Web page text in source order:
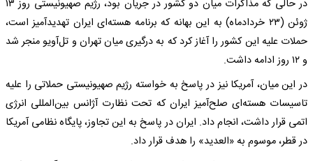
در حالی‌ که مذاکرات میان دو کشور در جریان بود، رژیم صهیونیستی روز ۱۳
ژوئن (۲۳ خردادماه) به این بهانه که برنامه هسته‌ای ایران تهدیدآمیز است،
حملات علیه این کشور را آغاز کرد که به درگیری میان تهران و تل‌آویو منجر شد
و ۱۲ روز ادامه داشت.
در این میان، آمریکا نیز در پاسخ به خواسته رژیم صهیونیستی حملاتی را علیه
تاسیسات هسته‌ای صلح‌آمیز ایران که تحت نظارت آژانس بین‌المللی انرژی
اتمی قرار داشت، انجام داد. ایران در پاسخ به این تجاوز، پایگاه نظامی آمریکا
در قطر، موسوم به «العدید» را هدف قرار داد.